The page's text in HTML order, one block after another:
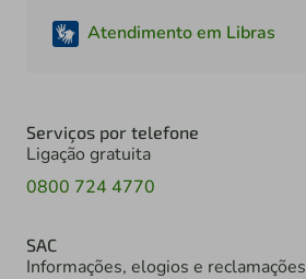
Atendimento em Libras
Serviços por telefone
Ligação gratuita
0800 724 4770
SAC
Informações, elogios e reclamações